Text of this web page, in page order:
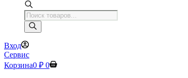
Поиск
товаров
Вход
Сервис
Корзина0 ₽ 0